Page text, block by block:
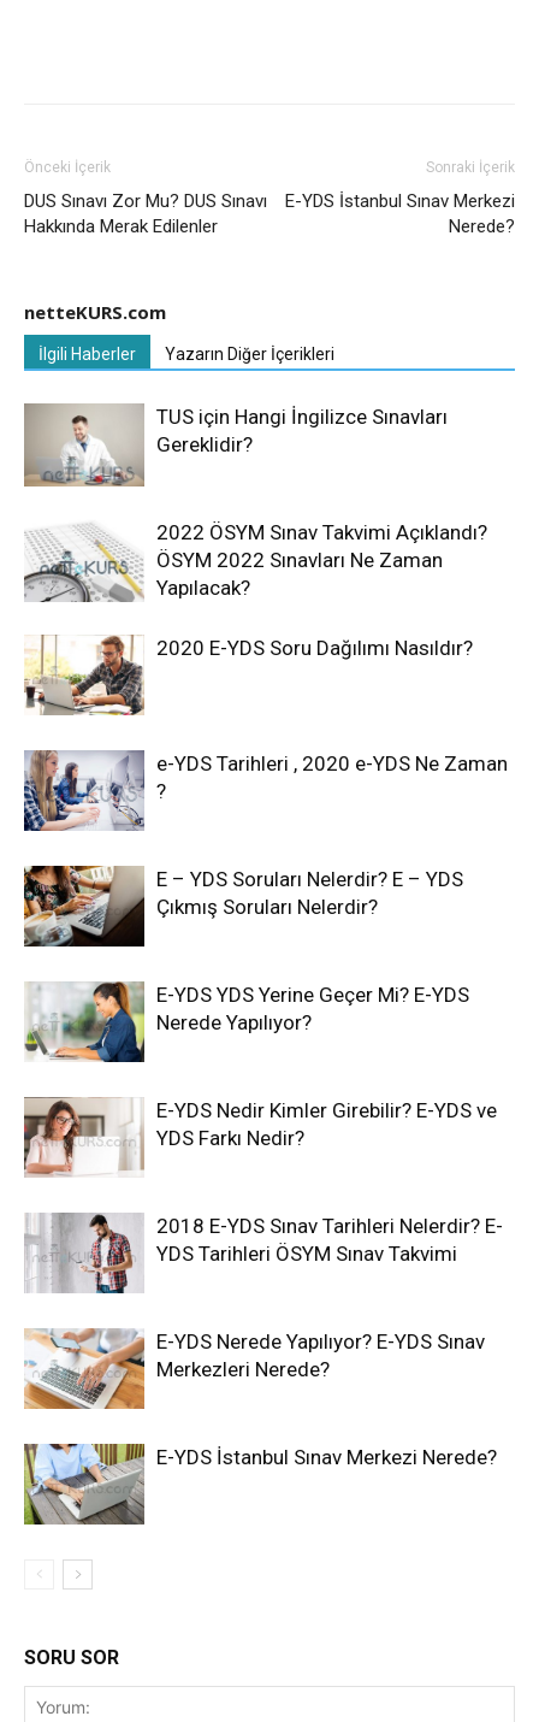
Önceki İçerik
DUS Sınavı Zor Mu? DUS Sınavı
Hakkında Merak Edilenler
Sonraki İçerik
E-YDS İstanbul Sınav Merkezi
Nerede?
netteKURS.com
İlgili Haberler Yazarın Diğer İçerikleri
TUS için Hangi İngilizce Sınavları
Gereklidir?
2022 ÖSYM Sınav Takvimi Açıklandı?
ÖSYM 2022 Sınavları Ne Zaman
Yapılacak?
2020 E-YDS Soru Dağılımı Nasıldır?
e-YDS Tarihleri , 2020 e-YDS Ne Zaman
?
E – YDS Soruları Nelerdir? E – YDS
Çıkmış Soruları Nelerdir?
E-YDS YDS Yerine Geçer Mi? E-YDS
Nerede Yapılıyor?
E-YDS Nedir Kimler Girebilir? E-YDS ve
YDS Farkı Nedir?
2018 E-YDS Sınav Tarihleri Nelerdir? E-
YDS Tarihleri ÖSYM Sınav Takvimi
E-YDS Nerede Yapılıyor? E-YDS Sınav
Merkezleri Nerede?
E-YDS İstanbul Sınav Merkezi Nerede?
SORU SOR